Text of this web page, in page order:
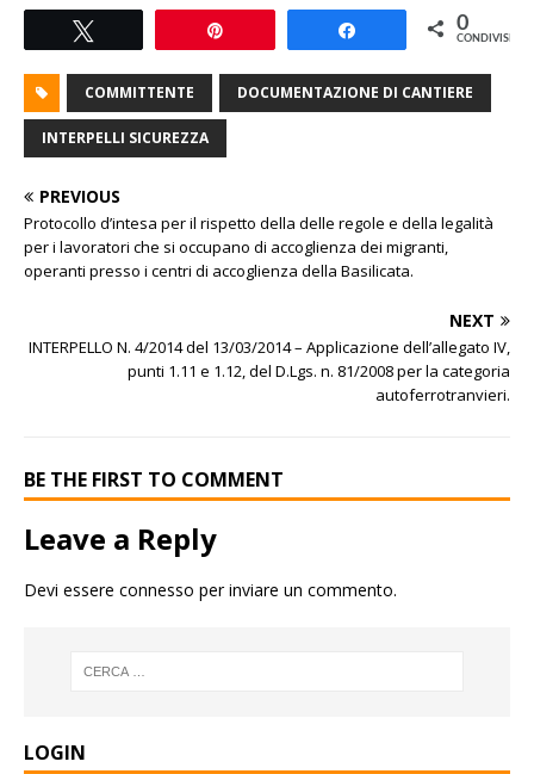
0
CONDIVISIONI
COMMITTENTE DOCUMENTAZIONE DI CANTIERE
INTERPELLI SICUREZZA
PREVIOUS
Protocollo d’intesa per il rispetto della delle regole e della legalità
per i lavoratori che si occupano di accoglienza dei migranti,
operanti presso i centri di accoglienza della Basilicata.
NEXT
INTERPELLO N. 4/2014 del 13/03/2014 – Applicazione dell’allegato IV,
punti 1.11 e 1.12, del D.Lgs. n. 81/2008 per la categoria
autoferrotranvieri.
BE THE FIRST TO COMMENT
Leave a Reply
Devi essere connesso per inviare un commento.
LOGIN